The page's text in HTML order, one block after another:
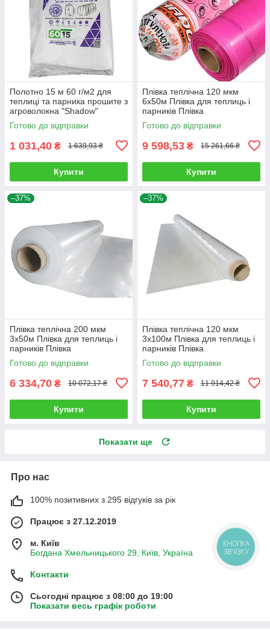
Полотно 15 м 60 г/м2 для
теплиці та парника прошите з
агроволокна "Shadow"
Готово до відправки
1 031,40 ₴ 1 639,93 ₴
Купити
Плівка теплічна 120 мкм
6х50м Плівка для теплиць і
парників Плівка
поліетиленова рожева Плівка
Shadow
Готово до відправки
9 598,53 ₴ 15 261,66 ₴
Купити
–37%
Плівка теплічна 200 мкм
3х50м Плівка для теплиць і
парників Плівка
поліетиленова, прозора
Готово до відправки
6 334,70 ₴ 10 072,17 ₴
Купити
–37%
Плівка теплічна 120 мкм
3х100м Плівка для теплиць і
парників Плівка
поліетиленова, прозора
Готово до відправки
7 540,77 ₴ 11 914,42 ₴
Купити
Показати ще
Про нас
100% позитивних з 295 відгуків за рік
Працює з 27.12.2019
м. Київ
Богдана Хмельницького 29, Київ, Україна
Контакти
Сьогодні працює з 08:00 до 19:00
Показати весь графік роботи
КНОПКА
ЗВ'ЯЗКУ